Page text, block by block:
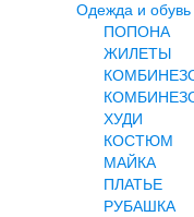
Одежда и обувь
ПОПОНА
ЖИЛЕТЫ
ХУДИ
КОСТЮМ
МАЙКА
ПЛАТЬЕ
РУБАШКА